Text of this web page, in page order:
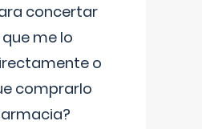
concertar
me lo
o
comprarlo